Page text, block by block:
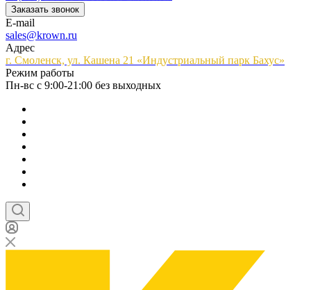
Заказать звонок
E-mail
sales@krown.ru
Адрес
г. Смоленск, ул. Кашена 21 «Индустриальный парк Бахус»
Режим работы
Пн-вс с 9:00-21:00 без выходных